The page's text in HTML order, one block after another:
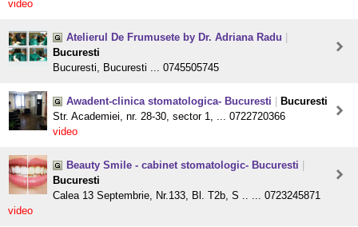
video
Atelierul De Frumusete by Dr. Adriana Radu
Bucuresti
Bucuresti, Bucuresti ... 0745505745
Awadent-clinica stomatologica- Bucuresti
Bucuresti
Str. Academiei, nr. 28-30, sector 1, ... 0722720366
video
Beauty Smile - cabinet stomatologic- Bucuresti
Bucuresti
Calea 13 Septembrie, Nr.133, Bl. T2b, S .. ... 0723245871
video